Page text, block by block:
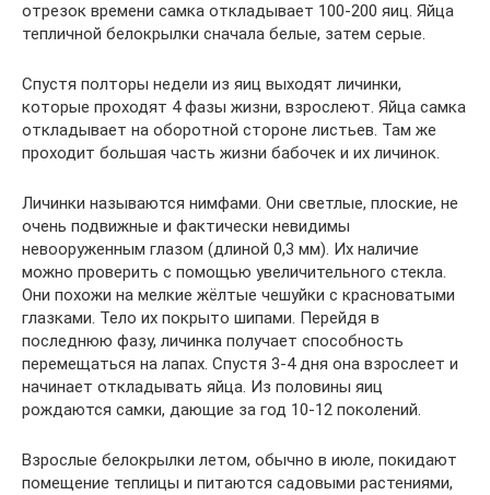
отрезок времени самка откладывает 100-200 яиц. Яйца
тепличной белокрылки сначала белые, затем серые.
Спустя полторы недели из яиц выходят личинки,
которые проходят 4 фазы жизни, взрослеют. Яйца самка
откладывает на оборотной стороне листьев. Там же
проходит большая часть жизни бабочек и их личинок.
Личинки называются нимфами. Они светлые, плоские, не
очень подвижные и фактически невидимы
невооруженным глазом (длиной 0,3 мм). Их наличие
можно проверить с помощью увеличительного стекла.
Они похожи на мелкие жёлтые чешуйки с красноватыми
глазками. Тело их покрыто шипами. Перейдя в
последнюю фазу, личинка получает способность
перемещаться на лапах. Спустя 3-4 дня она взрослеет и
начинает откладывать яйца. Из половины яиц
рождаются самки, дающие за год 10-12 поколений.
Взрослые белокрылки летом, обычно в июле, покидают
помещение теплицы и питаются садовыми растениями,